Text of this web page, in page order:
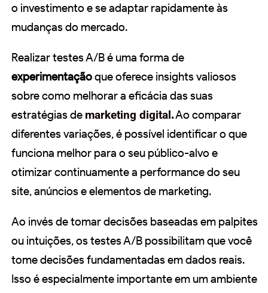
o investimento e se adaptar rapidamente às
mudanças do mercado.
Realizar testes A/B é uma forma de
experimentaçãoque oferece insights valiosos
sobre como melhorar a eficácia das suas
estratégias de marketing digital.Ao comparar
diferentes variações, é possível identificar o que
funciona melhor para o seu público-alvo e
otimizar continuamente a performance do seu
site, anúncios e elementos de marketing.
Ao invés de tomar decisões baseadas em palpites
ou intuições, os testes A/B possibilitam que você
tome decisões fundamentadas em dados reais.
Isso é especialmente importante em um ambiente